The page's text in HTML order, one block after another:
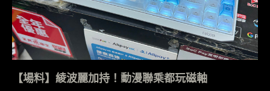
【場料】綾波麗加持！動漫聯乘都玩磁軸